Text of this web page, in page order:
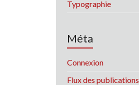
Typographie
Méta
Connexion
Flux des publications